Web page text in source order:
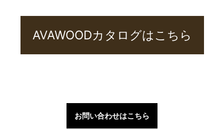
AVAWOODカタログはこちら
お問い合わせはこちら